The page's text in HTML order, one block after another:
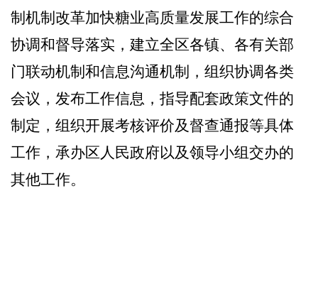
制机制改革加快糖业高质量发展工作的综合
协调和督导落实，建立全区各镇、各有关部
门联动机制和信息沟通机制，组织协调各类
会议，发布工作信息，指导配套政策文件的
制定，组织开展考核评价及督查通报等具体
工作，承办区人民政府以及领导小组交办的
其他工作。